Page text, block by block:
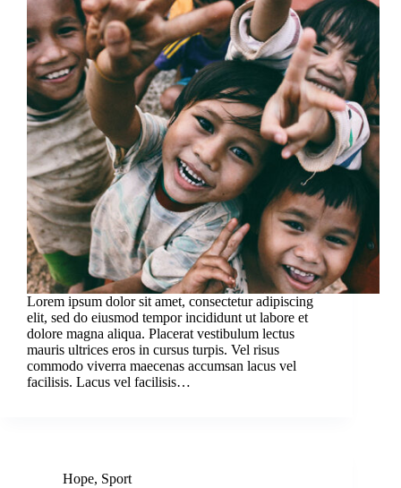
Lorem ipsum dolor sit amet, consectetur adipiscing
elit, sed do eiusmod tempor incididunt ut labore et
dolore magna aliqua. Placerat vestibulum lectus
mauris ultrices eros in cursus turpis. Vel risus
commodo viverra maecenas accumsan lacus vel
facilisis. Lacus vel facilisis…
Hope, Sport